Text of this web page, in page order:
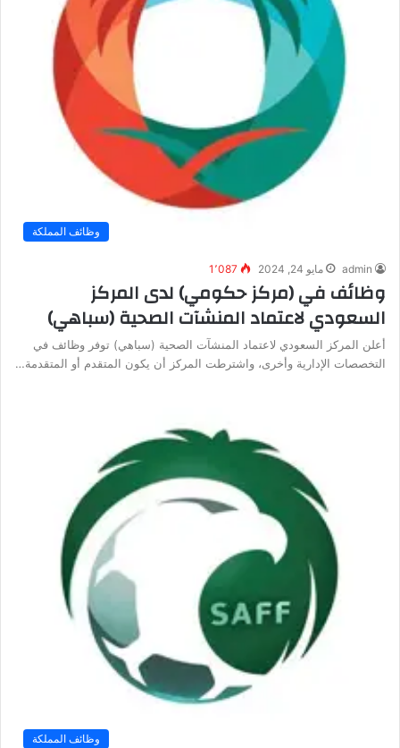
وظائف المملكة
admin مايو 24, 2024 1٬087
وظائف في (مركز حكومي) لدى المركز
السعودي لاعتماد المنشآت الصحية (سباهي)
أعلن المركز السعودي لاعتماد المنشآت الصحية (سباهي) توفر وظائف في
التخصصات الإدارية وأخرى، واشترطت المركز أن يكون المتقدم أو المتقدمة…
وظائف المملكة